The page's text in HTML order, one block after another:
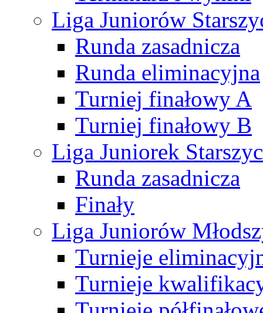
Liga Juniorów
Runda zasadnicza
Runda eliminacyjna
Turniej finałowy A
Turniej finałowy B
Liga Juniorek
Runda zasadnicza
Finały
Liga Juniorów
Turnieje
Turnieje